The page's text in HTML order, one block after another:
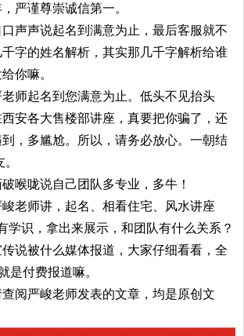
严谨尊崇诚信第一。
口声声说起名到满意为止，最后客服就不
字的姓名解析，其实那几千字解析给谁
你嘛。
老师起名到您满意为止。低头不见抬头
安各大售楼部讲座，真要把你骗了，还
，多尴尬。所以，请务必放心。一朝结
喉咙说自己团队多专业，多牛！
峻老师讲，起名、相看住宅、风水讲座
学识，拿出来展示，和团队有什么关系？
传说被什么媒体报道，大家仔细看看，全
是付费报道嘛。
查阅严峻老师发表的文章，均是原创文